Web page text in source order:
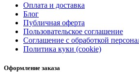
Оплата и доставка
Блог
Публичная оферта
Пользовательское соглашение
Соглашение с обработкой
Политика куки (cookie)
Оформление заказа